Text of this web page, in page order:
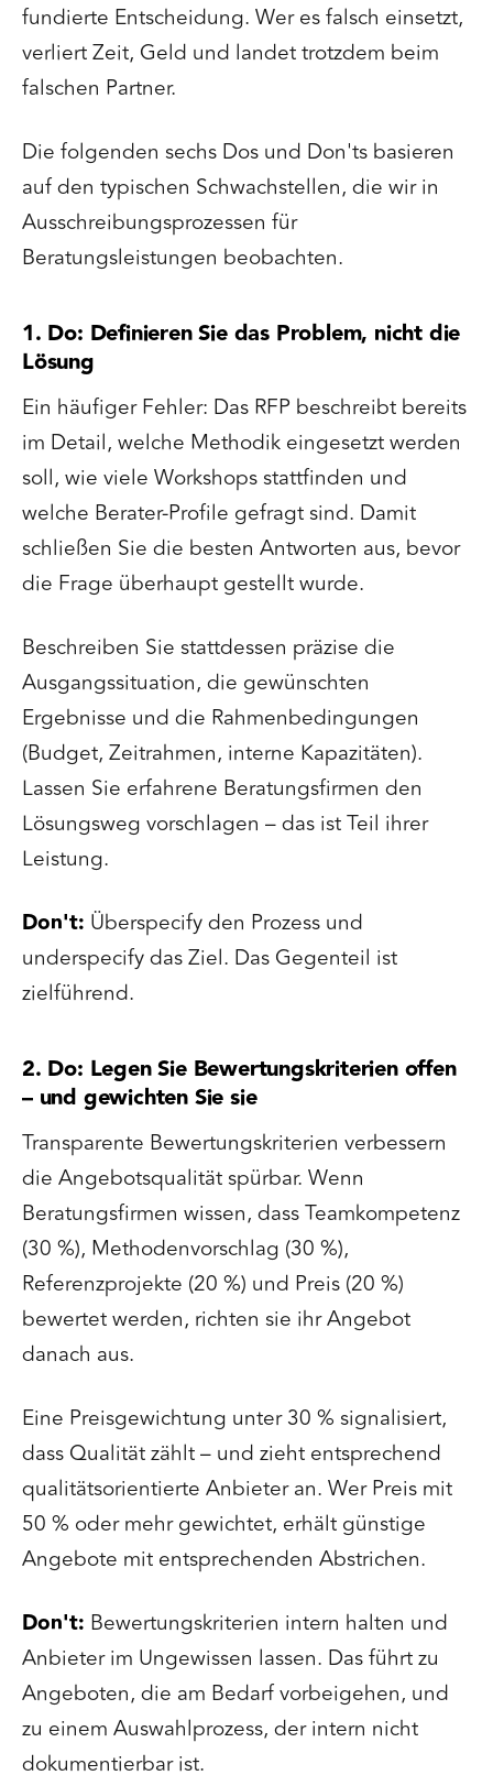
fundierte Entscheidung. Wer es falsch einsetzt,
verliert Zeit, Geld und landet trotzdem beim
falschen Partner.
Die folgenden sechs Dos und Don'ts basieren
auf den typischen Schwachstellen, die wir in
Ausschreibungsprozessen für
Beratungsleistungen beobachten.
1. Do: Definieren Sie das Problem, nicht die
Lösung
Ein häufiger Fehler: Das RFP beschreibt bereits
im Detail, welche Methodik eingesetzt werden
soll, wie viele Workshops stattfinden und
welche Berater-Profile gefragt sind. Damit
schließen Sie die besten Antworten aus, bevor
die Frage überhaupt gestellt wurde.
Beschreiben Sie stattdessen präzise die
Ausgangssituation, die gewünschten
Ergebnisse und die Rahmenbedingungen
(Budget, Zeitrahmen, interne Kapazitäten).
Lassen Sie erfahrene Beratungsfirmen den
Lösungsweg vorschlagen – das ist Teil ihrer
Leistung.
Don't: Überspecify den Prozess und
underspecify das Ziel. Das Gegenteil ist
zielführend.
2. Do: Legen Sie Bewertungskriterien offen
– und gewichten Sie sie
Transparente Bewertungskriterien verbessern
die Angebotsqualität spürbar. Wenn
Beratungsfirmen wissen, dass Teamkompetenz
(30 %), Methodenvorschlag (30 %),
Referenzprojekte (20 %) und Preis (20 %)
bewertet werden, richten sie ihr Angebot
danach aus.
Eine Preisgewichtung unter 30 % signalisiert,
dass Qualität zählt – und zieht entsprechend
qualitätsorientierte Anbieter an. Wer Preis mit
50 % oder mehr gewichtet, erhält günstige
Angebote mit entsprechenden Abstrichen.
Don't: Bewertungskriterien intern halten und
Anbieter im Ungewissen lassen. Das führt zu
Angeboten, die am Bedarf vorbeigehen, und
zu einem Auswahlprozess, der intern nicht
dokumentierbar ist.